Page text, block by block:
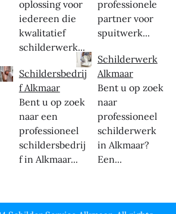
oplossing voor
iedereen die
kwalitatief
schilderwerk...
Schildersbedrij
f Alkmaar
Bent u op zoek
naar een
professioneel
schildersbedrij
f in Alkmaar...
professionele
partner voor
spuitwerk...
Schilderwerk
Alkmaar
Bent u op zoek
naar
professioneel
schilderwerk
in Alkmaar?
Een...